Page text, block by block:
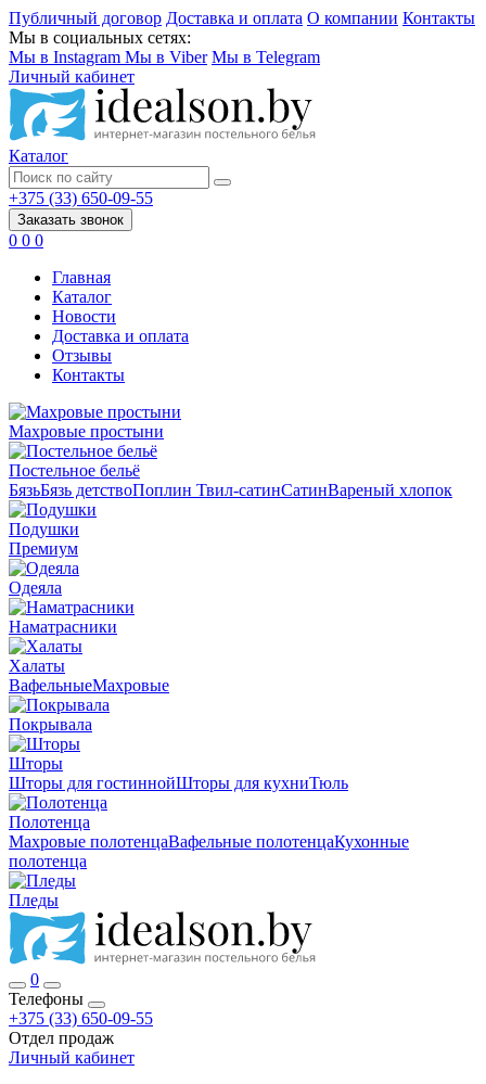
Публичный договор Доставка и оплата О компании Контакты
Мы в социальных сетях:
Мы в Instagram Мы в Viber Мы в Telegram
Личный кабинет
Каталог
+375 (33) 650-09-55
Заказать звонок
0 0 0
Главная
Каталог
Новости
Доставка и оплата
Отзывы
Контакты
Махровые простыни
Постельное бельё
БязьБязь детствоПоплин Твил-сатинСатинВареный хлопок
Подушки
Премиум
Одеяла
Наматрасники
Халаты
ВафельныеМахровые
Покрывала
Шторы
Шторы для гостиннойШторы для кухниТюль
Полотенца
Махровые полотенцаВафельные полотенцаКухонные
полотенца
Пледы
0
Телефоны
+375 (33) 650-09-55
Отдел продаж
Личный кабинет